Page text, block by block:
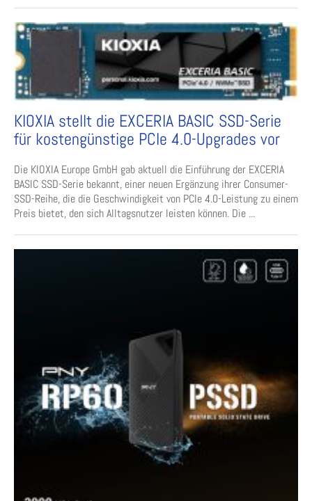
KIOXIA stellt die EXCERIA BASIC SSD-Serie
für kostengünstige PCIe 4.0-Upgrades vor
Die KIOXIA Europe GmbH gab aktuell die Einführung der EXCERIA
BASIC SSD-Serie bekannt, einer neuen Ergänzung ihrer Consumer-
SSD-Reihe, die die Geschwindigkeit von PCIe 4.0-Leistung zu einem
Preis bietet, den sich Alltagsnutzer leisten können. Die ...